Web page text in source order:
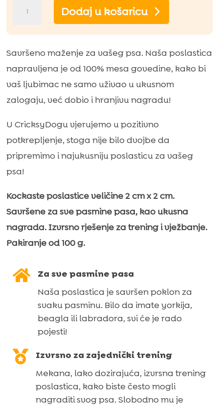
Meatlover
poslastice
od
govedine
-
kocke
–
100
g
količina
Dodaj u košaricu
Savršeno maženje za vašeg psa. Naša poslastica
napravljena je od 100% mesa govedine, kako bi
vaš ljubimac ne samo uživao u ukusnom
zalogaju, već dobio i hranjivu nagradu!
U CricksyDogu vjerujemo u pozitivno
potkrepljenje, stoga nije bilo dvojbe da
pripremimo i najukusniju poslasticu za vašeg
psa!
Kockaste poslastice veličine 2 cm x 2 cm.
Savršene za sve pasmine pasa, kao ukusna
nagrada. Izvrsno rješenje za trening i vježbanje.
Pakiranje od 100 g.

Za sve pasmine pasa
Naša poslastica je savršen poklon za
svaku pasminu. Bilo da imate yorkija,
beagla ili labradora, svi će je rado
pojesti!

Izvrsno za zajednički trening
Mekana, lako dozirajuća, izvrsna trening
poslastica, kako biste često mogli
nagraditi svog psa. Slobodno mu je